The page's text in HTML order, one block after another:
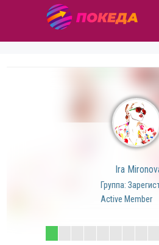
Ira
Группа:
Active Member